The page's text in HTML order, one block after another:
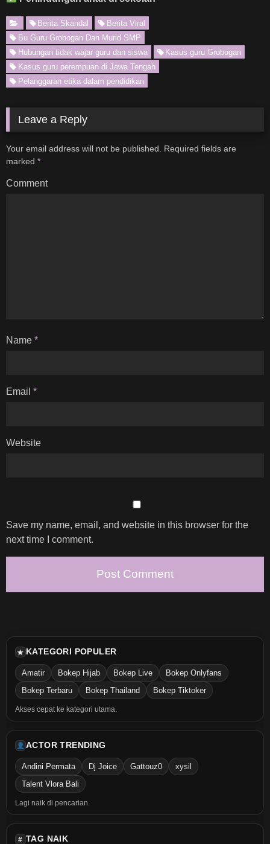
Berita Skandal
Berita Viral
Bu Guru Grobogan Dan Murid SMP
Hubungan tidak wajar guru dan siswa
Kasus guru Grobogan
Kasus guru perempuan di Jawa Tengah
Pelanggaran etika dalam pendidikan
Leave a Reply
Your email address will not be published.
Required fields are
marked *
Comment
Name *
Email *
Website
Save my name, email, and website in this browser for the
next time I comment.
★ KATEGORI POPULER
Amatir Bokep Hijab Bokep Live
Bokep Onlyfans
Bokep Terbaru
Bokep Thailand Bokep Tiktoker
Akses cepat ke kategori utama.
ACTOR TRENDING
Andini Permata Dj Joice Gattouz0
xysil
Talent Vlora Bali
Lagi naik di pencarian.
# TAG NAIK